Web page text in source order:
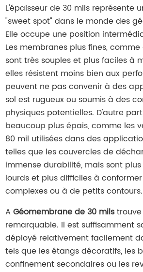
L'épaisseur de 30 mils représente
"sweet spot" dans le monde des
Elle occupe une position
Les membranes plus fines,
sont très souples et plus faciles à
elles résistent moins bien aux
peuvent ne pas convenir à des
sol est rugueux ou soumis à des
physiques potentielles. D'autre
beaucoup plus épais, comme les
80 mil utilisées dans des
telles que les couvercles de
immense durabilité, mais sont
lourds et plus difficiles à
complexes ou à de petits contours.
AGéomembrane de 30 milstrouve
remarquable. Il est suffisamment
déployé relativement facilement
tels que les étangs décoratifs, les
confinement secondaires ou les